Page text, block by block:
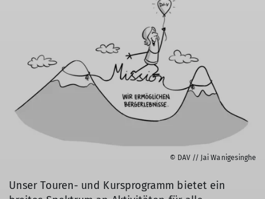
© DAV // Jai Wanigesinghe
Unser Touren- und Kursprogramm bietet ein